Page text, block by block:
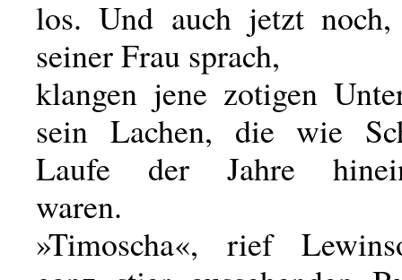
los. Und auch jetzt
seiner Frau sprach,
klangen jene zotigen
sein Lachen, die wie
Laufe der Jahre
waren.
»Timoscha«, rief